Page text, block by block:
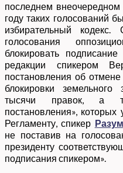
последнем
году таких голосований
избирательный кодекс.
голосования
блокировать
редакции спикером
постановления об отмене
блокировки земельного
тысячи правок, а
постановления»,
Регламенту, спикер
не поставив на
президенту
подписания спикером».